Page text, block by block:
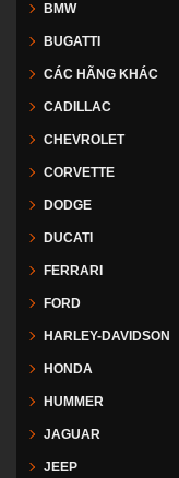
BMW
BUGATTI
CÁC HÃNG KHÁC
CADILLAC
CHEVROLET
CORVETTE
DODGE
DUCATI
FERRARI
FORD
HARLEY-DAVIDSON
HONDA
HUMMER
JAGUAR
JEEP